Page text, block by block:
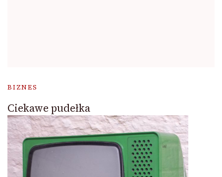
BIZNES
Ciekawe pudełka